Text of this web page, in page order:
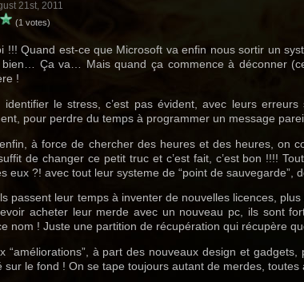
21st, 2011
(1 votes)
!!! Quand est-ce que Microsoft va enfin nous sortir un
Ça va… Mais quand ça commence à déconner
!
identifier le stress, c’est pas évident, avec leurs
pour perdre du temps à programmer un message
à force de chercher des heures et des heures, on
de changer ce petit truc et c’est fait, c’est bon !!!!
eux ?! avec tout leur systeme de “point de sauvegarde”,
passent leur temps à inventer de nouvelles licences,
acheter leur merde avec un nouveau pc, ils sont
nom ! Juste une partition de récupération qui récupère
“améliorations”, à part des nouveaux design et
sur le fond ! On se tape toujours autant de merdes, toutes